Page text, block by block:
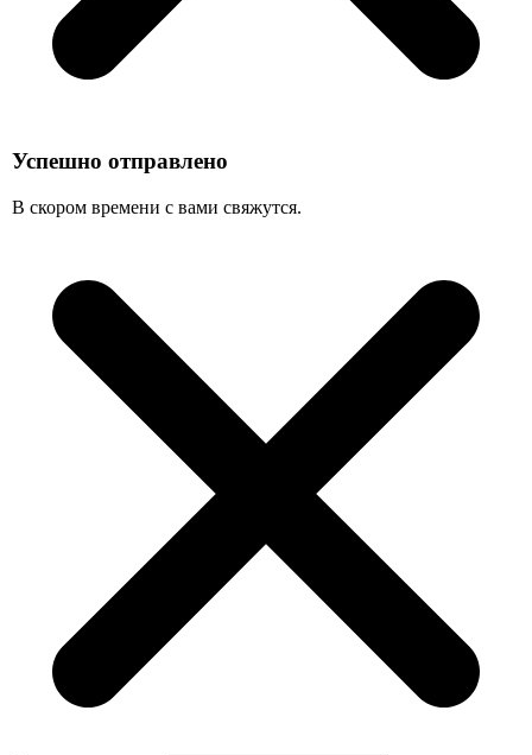
Успешно отправлено
В скором времени с вами свяжутся.